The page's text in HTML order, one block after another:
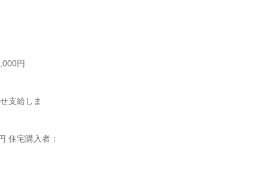
円
支給しま
住宅購入者：